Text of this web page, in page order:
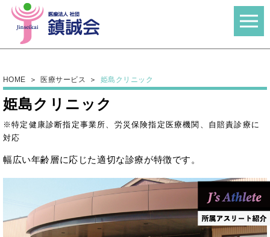
HOME 医療サービス 姫島クリニック
姫島クリニック
※特定健康診断指定事業所、労災保険指定医療機関、自賠責診療に
対応
幅広い年齢層に応じた適切な診療が特徴です。